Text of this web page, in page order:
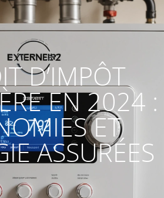
D’IMPÔT
EN 2024 :
ET
ASSURÉES